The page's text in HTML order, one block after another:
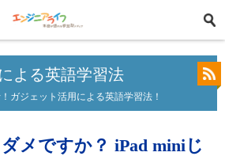
よる英語学習法
ガジェット活用による英語学習法！
メですか？ iPad miniじ